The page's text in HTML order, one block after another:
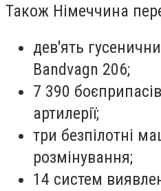
Також Німеччина
дев'ять
Bandvagn 206;
7 390
артилерії;
три безпілотні
розмінування;
14 систем